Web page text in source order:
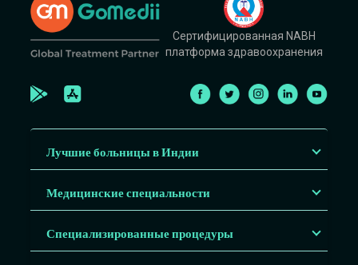
Сертифицированная NABH
платформа здравоохранения
Лучшие больницы в Индии
Медицинские специальности
Специализированные процедуры